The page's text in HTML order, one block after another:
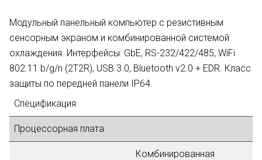
Модульный панельный компьютер с резистивным
сенсорным экраном и комбинированной системой
охлаждения. Интерфейсы: GbE, RS-232/422/485, WiFi
802.11 b/g/n (2T2R), USB 3.0, Bluetooth v2.0 + EDR. Класс
защиты по передней панели IP64.
Спецификация
Процессорная плата
Комбинированная